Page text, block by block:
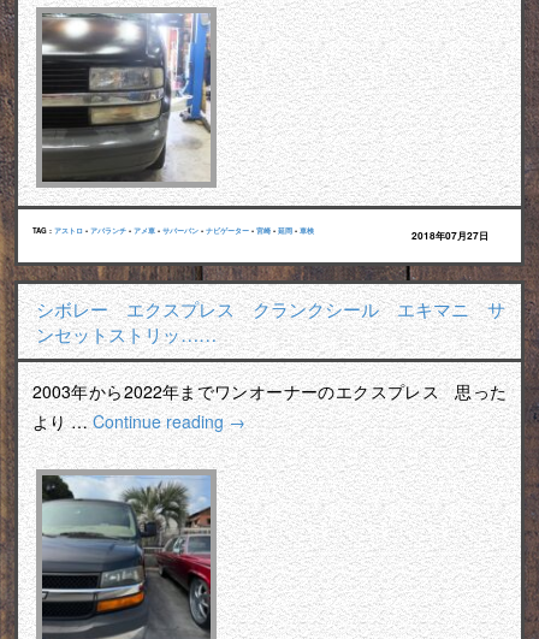
TAG : アストロ • アバランチ • アメ車 • サバーバン • ナビゲーター • 宮崎 • 延岡 • 車検 2018年07月27日
シボレー エクスプレス クランクシール エキマニ サ
ンセットストリッ……
2003年から2022年までワンオーナーのエクスプレス 思った
より …Continue reading→